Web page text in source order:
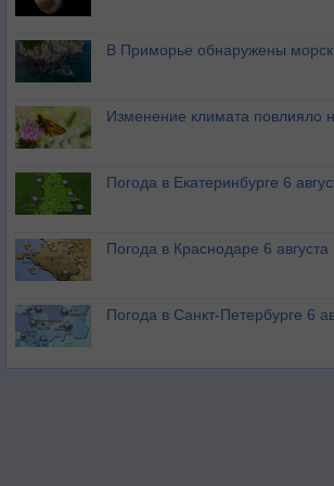
В Приморье обнаружены
Изменение климата повлияло
Погода в Екатеринбурге 6
Погода в Краснодаре 6 августа
Погода в Санкт-Петербурге 6